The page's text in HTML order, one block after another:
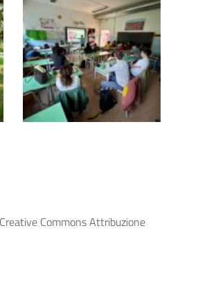
Commons Attribuzione